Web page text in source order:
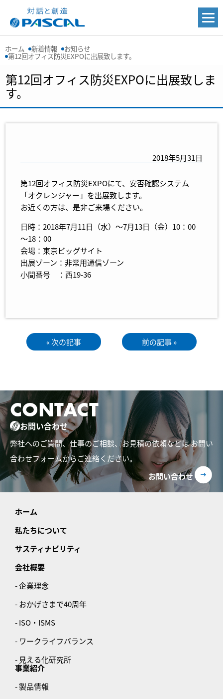
ホーム 新着情報 お知らせ
第12回オフィス防災EXPOに出展致します。
第12回オフィス防災EXPOに出展致しま
す。
2018年5月31日
第12回オフィス防災EXPOにて、安否確認システム
「オクレンジャー」を出展致します。
お近くの方は、是非ご来場ください。
日時：2018年7月11日（水）～7月13日（金）10：00
～18：00
会場：東京ビッグサイト
出展ゾーン：非常用通信ゾーン
小間番号 ：西19-36
« 次の記事 前の記事 »
CONTACT
お問い合わせ
弊社へのご質問、仕事のご相談、お見積の依頼などはお問い
合わせフォームからご連絡ください。
お問い合わせ
ホーム
私たちについて
サスティナビリティ
会社概要
- 企業理念
- おかげさまで40周年
- ISO・ISMS
- ワークライフバランス
- 見える化研究所
事業紹介
- 製品情報